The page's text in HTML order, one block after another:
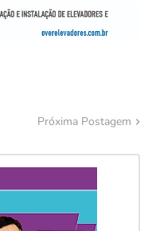
Próxima Postagem